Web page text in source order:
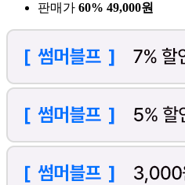
판매가 60% 49,000원